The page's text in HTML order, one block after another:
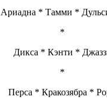
Ариадна * Тамми *
*
Дикса * Кэнти *
*
Перса * Кракозябра *